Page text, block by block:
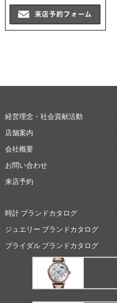
経営理念・社会貢献活動
店舗案内
会社概要
お問い合わせ
来店予約
時計 ブランドカタログ
ジュエリー ブランドカタログ
ブライダル ブランドカタログ